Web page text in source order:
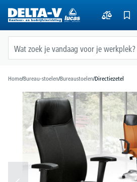
Home/Bureau-stoelen/Bureaustoelen/Directiezetel
Afbeeldingengalerij overslaan